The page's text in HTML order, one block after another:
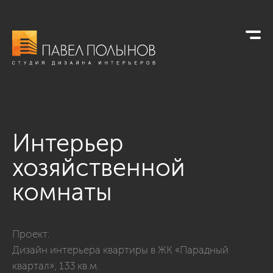
Интерьер
хозяйственной
комнаты
Проект:
Дизайн интерьера квартиры в ЖК «Парадный
квартал», 133 кв.м.